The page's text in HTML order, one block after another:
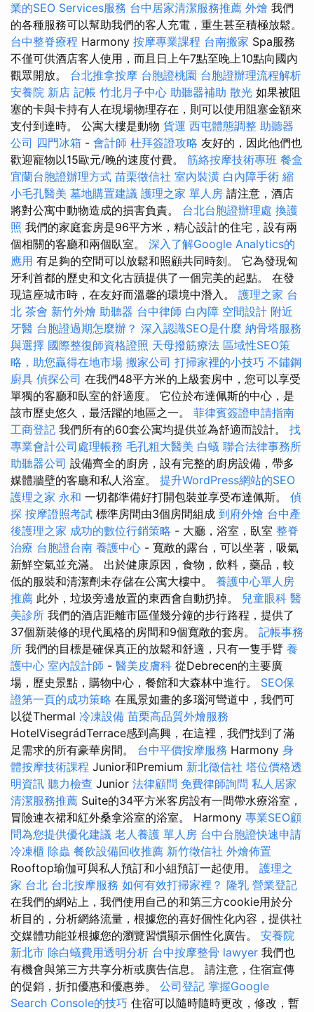
業的SEO Services服務 台中居家清潔服務推薦 外燴 我們
的各種服務可以幫助我們的客人充電，重生甚至積極放鬆。
台中整脊療程 Harmony 按摩專業課程 台南搬家 Spa服務
不僅可供酒店客人使用，而且日上午7點至晚上10點向國內
觀眾開放。 台北推拿按摩 台胞證桃園 台胞證辦理流程解析
安養院 新店 記帳 竹北月子中心 助聽器補助 散光 如果被阻
塞的卡與卡持有人在現場物理存在，則可以使用阻塞金額來
支付到達時。 公寓大樓是動物 貨運 西屯體態調整 助聽器
公司 四門冰箱 - 會計師 杜拜簽證攻略 友好的，因此他們也
歡迎寵物以15歐元/晚的速度付費。 筋絡按摩技術專班 餐盒
宜蘭台胞證辦理方式 苗栗徵信社 室內裝潢 白內障手術 縮
小毛孔醫美 墓地購置建議 護理之家 單人房 請注意，酒店
將對公寓中動物造成的損害負責。 台北台胞證辦理處 換護
照 我們的家庭套房是96平方米，精心設計的住宅，設有兩
個相關的客廳和兩個臥室。 深入了解Google Analytics的
應用 有足夠的空間可以放鬆和照顧共同時刻。 它為發現匈
牙利首都的歷史和文化古蹟提供了一個完美的起點。 在發
現這座城市時，在友好而溫馨的環境中潛入。 護理之家 台
北 茶會 新竹外燴 助聽器 台中律師 白內障 空間設計 附近
牙醫 台胞證過期怎麼辦？ 深入認識SEO是什麼 納骨塔服務
與選擇 國際整復師資格證照 天母撥筋療法 區域性SEO策
略，助您贏得在地市場 搬家公司 打掃家裡的小技巧 不鏽鋼
廚具 偵探公司 在我們48平方米的上級套房中，您可以享受
單獨的客廳和臥室的舒適度。 它位於布達佩斯的中心，是
該市歷史悠久，最活躍的地區之一。 菲律賓簽證申請指南
工商登記 我們所有的60套公寓均提供並為舒適而設計。 找
專業會計公司處理帳務 毛孔粗大醫美 白蟻 聯合法律事務所
助聽器公司 設備齊全的廚房，設有完整的廚房設備，帶多
媒體牆壁的客廳和私人浴室。 提升WordPress網站的SEO
護理之家 永和 一切都準備好打開包裝並享受布達佩斯。 偵
探 按摩證照考試 標準房間由3個房間組成 到府外燴 台中產
後護理之家 成功的數位行銷策略 - 大廳，浴室，臥室 整脊
治療 台胞證台南 養護中心 - 寬敞的露台，可以坐著，吸氣
新鮮空氣並充滿。 出於健康原因，食物，飲料，藥品，較
低的服裝和清潔劑未存儲在公寓大樓中。 養護中心單人房
推薦 此外，垃圾旁邊放置的東西會自動扔掉。 兒童眼科 醫
美診所 我們的酒店距離市區僅幾分鐘的步行路程，提供了
37個新裝修的現代風格的房間和9個寬敞的套房。 記帳事務
所 我們的目標是確保真正的放鬆和舒適，只有一隻手臂 養
護中心 室內設計師 - 醫美皮膚科 從Debrecen的主要廣
場，歷史景點，購物中心，餐館和大森林中進行。 SEO保
證第一頁的成功策略 在風景如畫的多瑙河彎道中，我們可
以從Thermal 冷凍設備 苗栗高品質外燴服務
HotelVisegrádTerrace感到高興，在這裡，我們找到了滿
足需求的所有豪華房間。 台中平價按摩服務 Harmony 身
體按摩技術課程 Junior和Premium 新北徵信社 塔位價格透
明資訊 聽力檢查 Junior 法律顧問 免費律師詢問 私人居家
清潔服務推薦 Suite的34平方米客房設有一間帶水療浴室，
冒險連衣裙和紅外桑拿浴室的浴室。 Harmony 專業SEO顧
問為您提供優化建議 老人養護 單人房 台中台胞證快速申請
冷凍櫃 除蟲 餐飲設備回收推薦 新竹徵信社 外燴佈置
Rooftop瑜伽可與私人預訂和小組預訂一起使用。 護理之
家 台北 台北按摩服務 如何有效打掃家裡？ 隆乳 營業登記
在我們的網站上，我們使用自己的和第三方cookie用於分
析目的，分析網絡流量，根據您的喜好個性化內容，提供社
交媒體功能並根據您的瀏覽習慣顯示個性化廣告。 安養院
新北市 除白蟻費用透明分析 台中按摩整骨 lawyer 我們也
有機會與第三方共享分析或廣告信息。 請注意，住宿宣傳
的促銷，折扣優惠和優惠券。 公司登記 掌握Google
Search Console的技巧 住宿可以隨時隨時更改，修改，暫